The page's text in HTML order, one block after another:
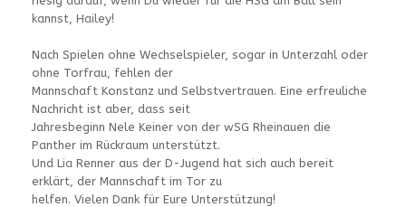
kannst, Hailey!
Nach Spielen ohne Wechselspieler, sogar in Unterzahl oder
ohne Torfrau, fehlen der
Mannschaft Konstanz und Selbstvertrauen. Eine erfreuliche
Nachricht ist aber, dass seit
Jahresbeginn Nele Keiner von der wSG Rheinauen die
Panther im Rückraum unterstützt.
Und Lia Renner aus der D-Jugend hat sich auch bereit
erklärt, der Mannschaft im Tor zu
helfen. Vielen Dank für Eure Unterstützung!